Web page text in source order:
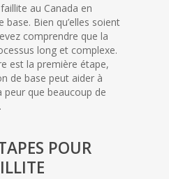
au Canada en
Bien qu’elles soient
comprendre que la
long et complexe.
est la première étape,
de base peut aider à
que beaucoup de
POUR